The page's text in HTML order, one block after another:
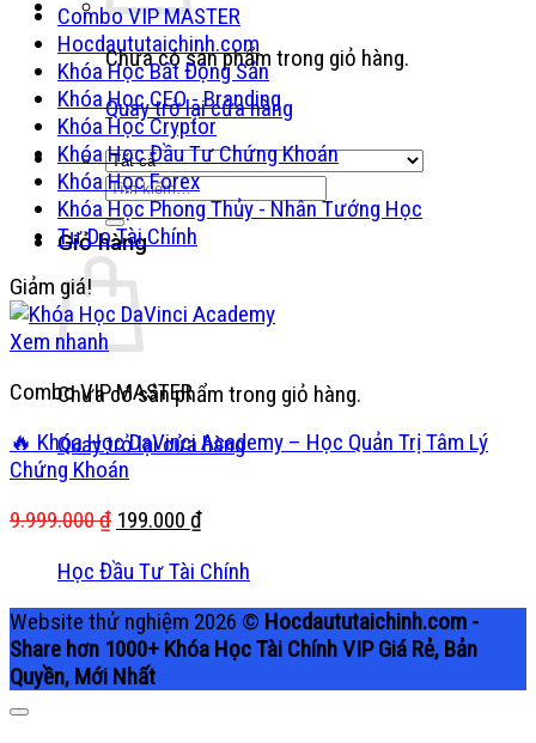
Chưa có sản phẩm trong giỏ hàng.
Quay trở lại cửa hàng
Tìm
kiếm:
Giỏ hàng
Chưa có sản phẩm trong giỏ hàng.
Quay trở lại cửa hàng
Combo VIP MASTER
Hocdaututaichinh.com
Khóa Học Bất Động Sản
Khóa Học CEO - Branding
Khóa Học Cryptor
Khóa Học Đầu Tư Chứng Khoán
Khóa Học Forex
Khóa Học Phong Thủy - Nhân Tướng Học
Tự Do Tài Chính
Giảm giá!
Xem nhanh
Combo VIP MASTER
🔥 Khóa Học DaVinci Academy – Học Quản Trị Tâm Lý
Chứng Khoán
9.999.000₫ Giá
là:
9.999.000 ₫.
199.000 ₫Giá
tại
là:
199.000 ₫.
Học Đầu Tư Tài Chính
Website thử nghiệm 2026 © Hocdaututaichinh.com -
Share hơn 1000+ Khóa Học Tài Chính VIP Giá Rẻ, Bản
Quyền, Mới Nhất